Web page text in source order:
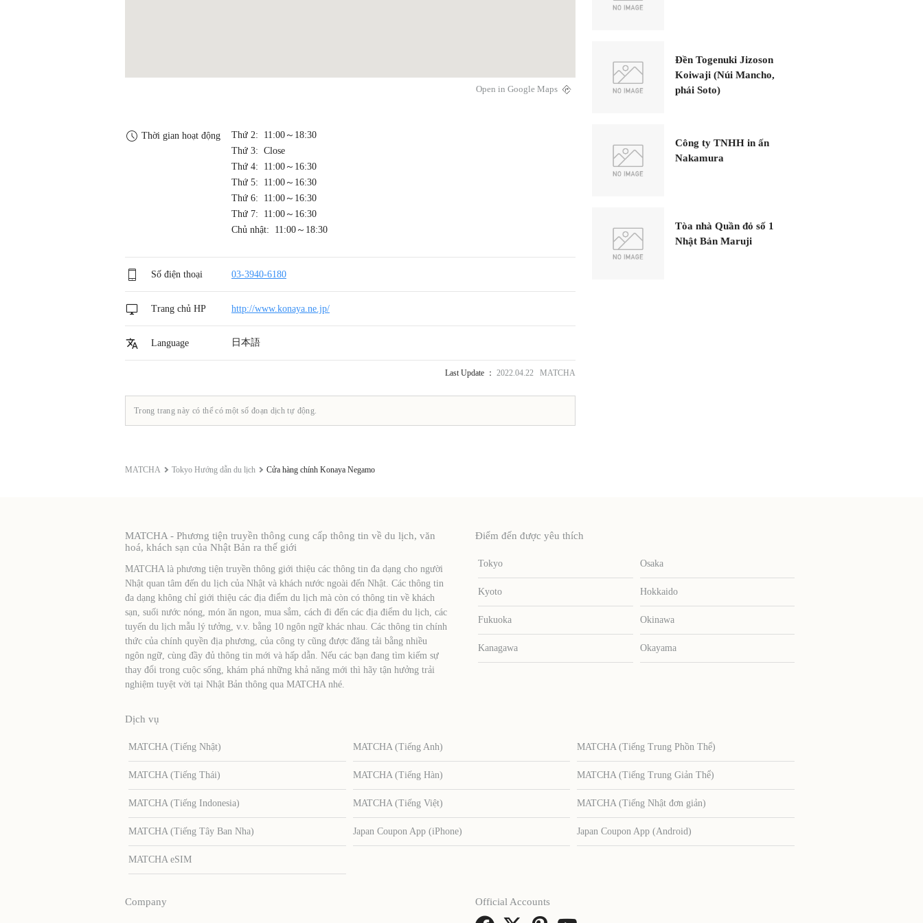
Open in Google Maps
Thời gian hoạt động
Thứ 2: 11:00～18:30
Thứ 3: Close
Thứ 4: 11:00～16:30
Thứ 5: 11:00～16:30
Thứ 6: 11:00～16:30
Thứ 7: 11:00～16:30
Chủ nhật: 11:00～18:30
Số điện thoại 03-3940-6180
Trang chủ HP http://www.konaya.ne.jp/
Language 日本語
Last Update ： 2022.04.22 MATCHA
Trong trang này có thể có một số đoạn dịch tự động.
Đền Togenuki Jizoson
Koiwaji (Núi Mancho,
phái Soto)
Công ty TNHH in ấn
Nakamura
Tòa nhà Quần đỏ số 1
Nhật Bản Maruji
MATCHA Tokyo Hướng dẫn du lịch Cửa hàng chính Konaya Negamo
MATCHA - Phương tiện truyền thông cung cấp thông tin về du lịch, văn
hoá, khách sạn của Nhật Bản ra thế giới
MATCHA là phương tiện truyền thông giới thiệu các thông tin đa dạng cho người
Nhật quan tâm đến du lịch của Nhật và khách nước ngoài đến Nhật. Các thông tin
đa dạng không chỉ giới thiệu các địa điểm du lịch mà còn có thông tin về khách
sạn, suối nước nóng, món ăn ngon, mua sắm, cách đi đến các địa điểm du lịch, các
tuyến du lịch mẫu lý tưởng, v.v. bằng 10 ngôn ngữ khác nhau. Các thông tin chính
thức của chính quyền địa phương, của công ty cũng được đăng tải bằng nhiều
ngôn ngữ, cùng đầy đủ thông tin mới và hấp dẫn. Nếu các bạn đang tìm kiếm sự
thay đổi trong cuộc sống, khám phá những khả năng mới thì hãy tận hưởng trải
nghiệm tuyệt vời tại Nhật Bản thông qua MATCHA nhé.
Điểm đến được yêu thích
Tokyo Osaka
Kyoto Hokkaido
Fukuoka Okinawa
Kanagawa Okayama
Dịch vụ
MATCHA (Tiếng Nhật) MATCHA (Tiếng Anh) MATCHA (Tiếng Trung Phồn Thể)
MATCHA (Tiếng Thái) MATCHA (Tiếng Hàn) MATCHA (Tiếng Trung Giản Thể)
MATCHA (Tiếng Indonesia) MATCHA (Tiếng Việt) MATCHA (Tiếng Nhật đơn giản)
MATCHA (Tiếng Tây Ban Nha) Japan Coupon App (iPhone) Japan Coupon App (Android)
MATCHA eSIM
Company Official Accounts